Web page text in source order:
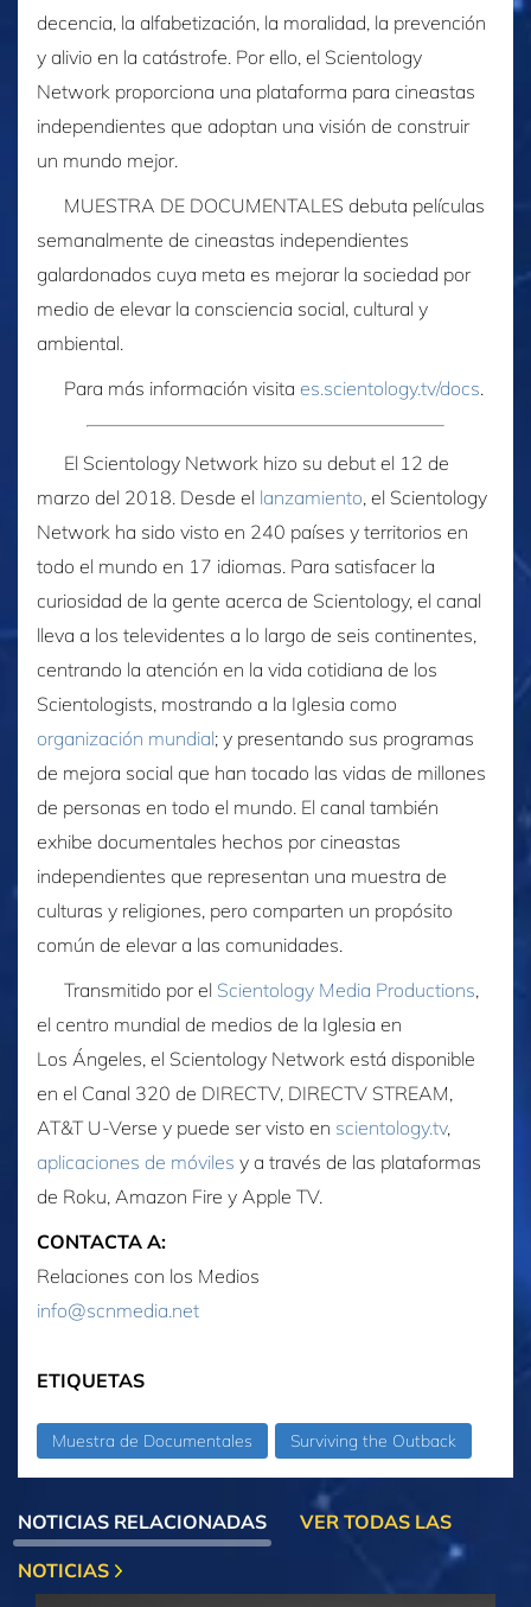
decencia, la alfabetización, la moralidad, la prevención
y alivio en la catástrofe. Por ello, el Scientology
Network proporciona una plataforma para cineastas
independientes que adoptan una visión de construir
un mundo mejor.
MUESTRA DE DOCUMENTALES debuta películas
semanalmente de cineastas independientes
galardonados cuya meta es mejorar la sociedad por
medio de elevar la consciencia social, cultural y
ambiental.
Para más información visita es.scientology.tv/docs.
El Scientology Network hizo su debut el 12 de
marzo del 2018. Desde el lanzamiento, el Scientology
Network ha sido visto en 240 países y territorios en
todo el mundo en 17 idiomas. Para satisfacer la
curiosidad de la gente acerca de Scientology, el canal
lleva a los televidentes a lo largo de seis continentes,
centrando la atención en la vida cotidiana de los
Scientologists, mostrando a la Iglesia como
organización mundial; y presentando sus programas
de mejora social que han tocado las vidas de millones
de personas en todo el mundo. El canal también
exhibe documentales hechos por cineastas
independientes que representan una muestra de
culturas y religiones, pero comparten un propósito
común de elevar a las comunidades.
Transmitido por el Scientology Media Productions,
el centro mundial de medios de la Iglesia en
Los Ángeles, el Scientology Network está disponible
en el Canal 320 de DIRECTV, DIRECTV STREAM,
AT&T U‑Verse y puede ser visto en scientology.tv,
aplicaciones de móviles y a través de las plataformas
de Roku, Amazon Fire y Apple TV.
CONTACTA A:
Relaciones con los Medios
info@scnmedia.net
ETIQUETAS
Muestra de Documentales Surviving the Outback
NOTICIAS RELACIONADAS VER TODAS LAS
NOTICIAS